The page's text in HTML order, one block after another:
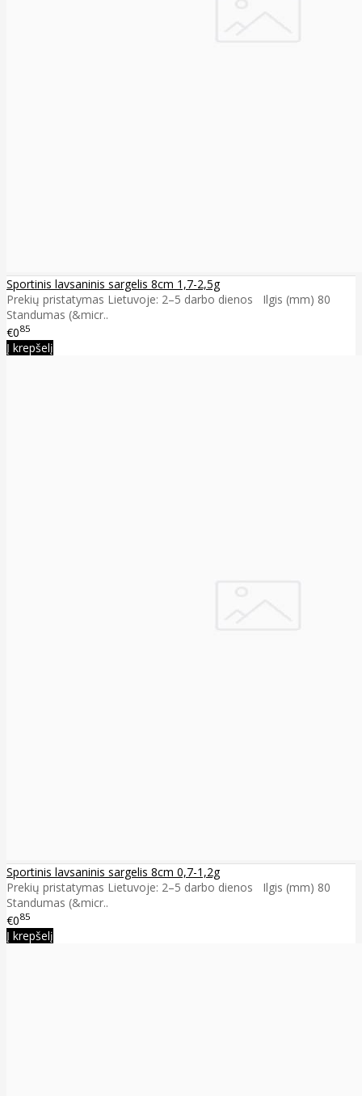
Sportinis lavsaninis sargelis 8cm 1,7-2,5g
Prekių pristatymas Lietuvoje: 2–5 darbo dienos Ilgis (mm) 80
Standumas (&micr..
€085
Į krepšelį
Sportinis lavsaninis sargelis 8cm 0,7-1,2g
Prekių pristatymas Lietuvoje: 2–5 darbo dienos Ilgis (mm) 80
Standumas (&micr..
€085
Į krepšelį